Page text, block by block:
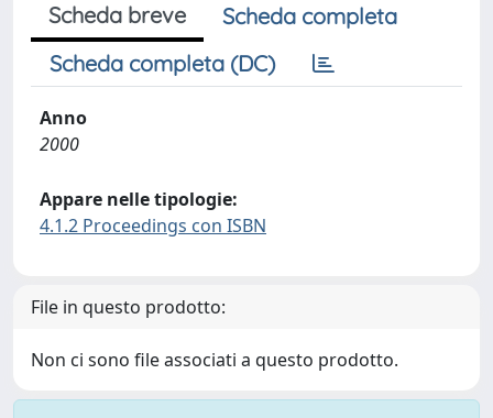
Scheda breve
Scheda completa
Scheda completa (DC)
Anno
2000
Appare nelle tipologie:
4.1.2 Proceedings con ISBN
File in questo prodotto:
Non ci sono file associati a questo prodotto.